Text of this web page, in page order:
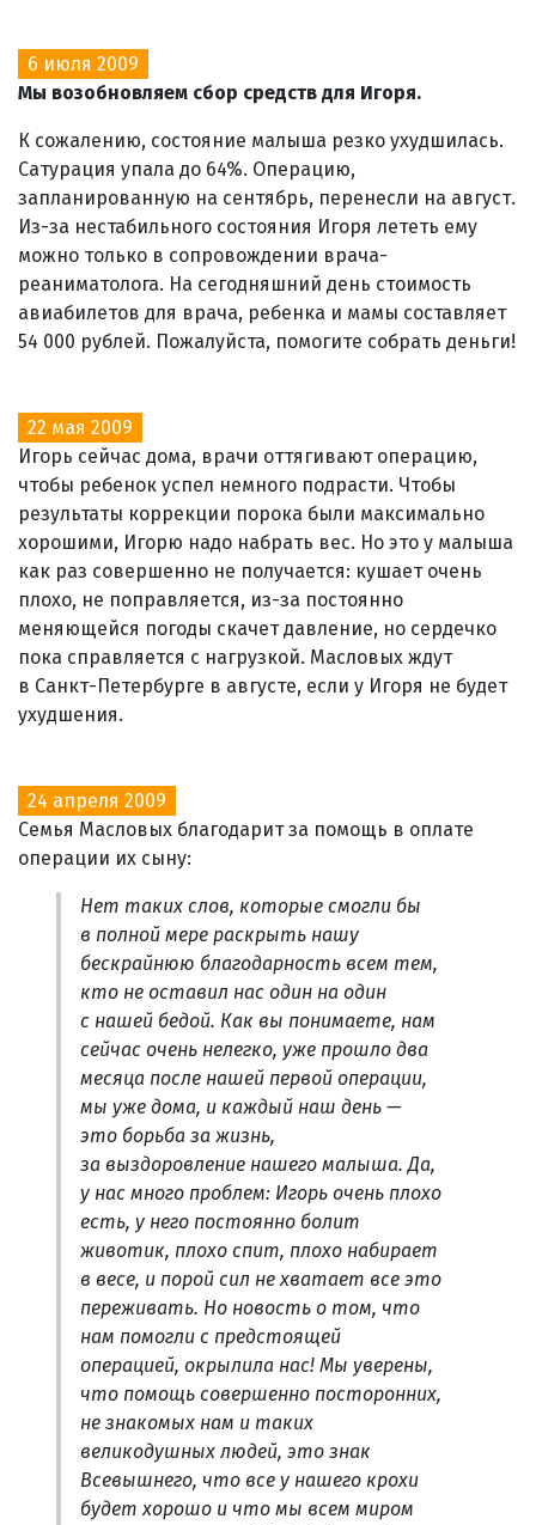
6 июля 2009
Мы возобновляем сбор средств для Игоря.
К сожалению, состояние малыша резко ухудшилась.
Сатурация упала до 64%. Операцию,
запланированную на сентябрь, перенесли на август.
Из-за нестабильного состояния Игоря лететь ему
можно только в сопровождении врача-
реаниматолога. На сегодняшний день стоимость
авиабилетов для врача, ребенка и мамы составляет
54 000 рублей. Пожалуйста, помогите собрать деньги!
22 мая 2009
Игорь сейчас дома, врачи оттягивают операцию,
чтобы ребенок успел немного подрасти. Чтобы
результаты коррекции порока были максимально
хорошими, Игорю надо набрать вес. Но это у малыша
как раз совершенно не получается: кушает очень
плохо, не поправляется, из-за постоянно
меняющейся погоды скачет давление, но сердечко
пока справляется с нагрузкой. Масловых ждут
в Санкт-Петербурге в августе, если у Игоря не будет
ухудшения.
24 апреля 2009
Семья Масловых благодарит за помощь в оплате
операции их сыну:
Нет таких слов, которые смогли бы
в полной мере раскрыть нашу
бескрайнюю благодарность всем тем,
кто не оставил нас один на один
с нашей бедой. Как вы понимаете, нам
сейчас очень нелегко, уже прошло два
месяца после нашей первой операции,
мы уже дома, и каждый наш день —
это борьба за жизнь,
за выздоровление нашего малыша. Да,
у нас много проблем: Игорь очень плохо
есть, у него постоянно болит
животик, плохо спит, плохо набирает
в весе, и порой сил не хватает все это
переживать. Но новость о том, что
нам помогли с предстоящей
операцией, окрылила нас! Мы уверены,
что помощь совершенно посторонних,
не знакомых нам и таких
великодушных людей, это знак
Всевышнего, что все у нашего крохи
будет хорошо и что мы всем миром